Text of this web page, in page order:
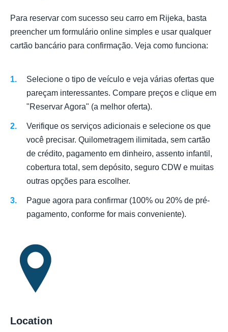
Para reservar com sucesso seu carro em Rijeka, basta
preencher um formulário online simples e usar qualquer
cartão bancário para confirmação. Veja como funciona:
Selecione o tipo de veículo e veja várias ofertas que
pareçam interessantes. Compare preços e clique em
"Reservar Agora" (a melhor oferta).
Verifique os serviços adicionais e selecione os que
você precisar. Quilometragem ilimitada, sem cartão
de crédito, pagamento em dinheiro, assento infantil,
cobertura total, sem depósito, seguro CDW e muitas
outras opções para escolher.
Pague agora para confirmar (100% ou 20% de pré-
pagamento, conforme for mais conveniente).
Location